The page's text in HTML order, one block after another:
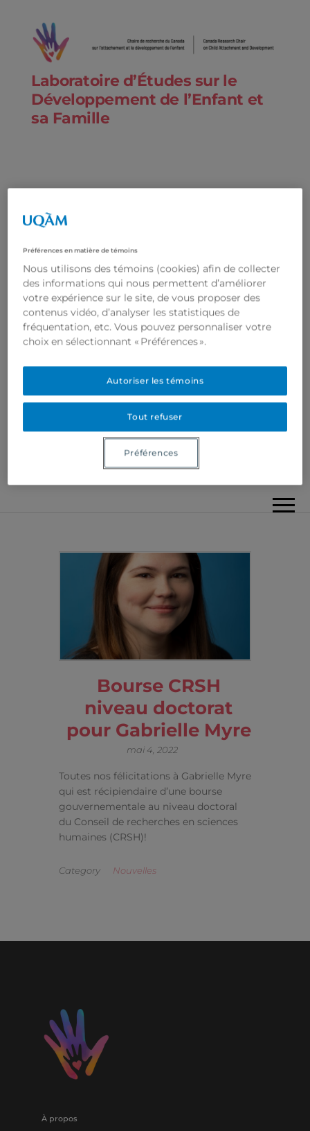
Laboratoire d’Études sur le
Développement de l’Enfant et
sa Famille
Bourse CRSH
niveau doctorat
pour Gabrielle Myre
mai 4, 2022
Toutes nos félicitations à Gabrielle Myre
qui est récipiendaire d’une bourse
gouvernementale au niveau doctoral
du Conseil de recherches en sciences
humaines (CRSH)!
Category Nouvelles
À propos
Préférences en matière de témoins
Nous utilisons des témoins (cookies) afin de collecter
des informations qui nous permettent d’améliorer
votre expérience sur le site, de vous proposer des
contenus vidéo, d’analyser les statistiques de
fréquentation, etc. Vous pouvez personnaliser votre
choix en sélectionnant « Préférences ».
Tout refuser
Autoriser les témoins
Préférences